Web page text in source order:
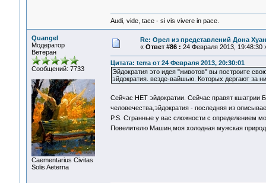
Audi, vide, tace - si vis vivere in pace.
Quangel
Модератор
Ветеран
Сообщений: 7733
Сaementarius Civitas
Solis Aeterna
Re: Орел из представлений Дона
« Ответ #86 : 24 Февраля 2013, 19:48:30
Цитата: terra от 24 Февраля 2013, 20:30:01
Эйдократия это идея "животов" вы построите
эйдократия. везде-вайшью. Которых дергают за
Сейчас НЕТ эйдократии. Сейчас правят кшатрии
человечества,эйдократия - последняя из
P.S. Странные у вас сложности с определением
Повелителю Машин,моя холодная мужская